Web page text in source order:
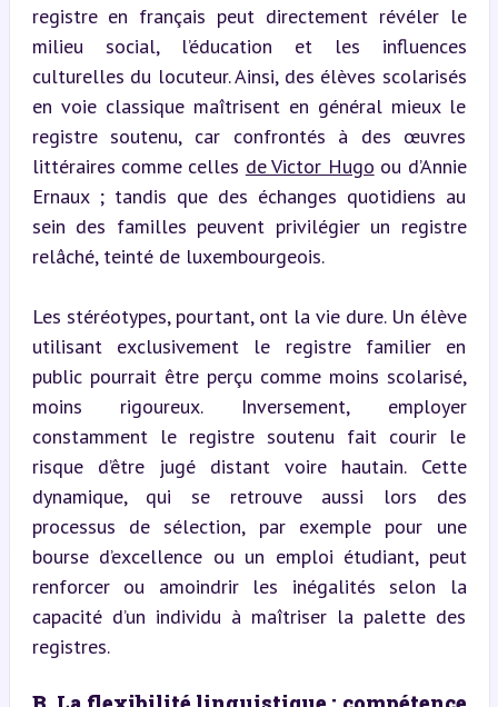
registre en français peut directement révéler le
milieu social, l’éducation et les influences
culturelles du locuteur. Ainsi, des élèves scolarisés
en voie classique maîtrisent en général mieux le
registre soutenu, car confrontés à des œuvres
littéraires comme celles de Victor Hugo ou d’Annie
Ernaux ; tandis que des échanges quotidiens au
sein des familles peuvent privilégier un registre
relâché, teinté de luxembourgeois.
Les stéréotypes, pourtant, ont la vie dure. Un élève
utilisant exclusivement le registre familier en
public pourrait être perçu comme moins scolarisé,
moins rigoureux. Inversement, employer
constamment le registre soutenu fait courir le
risque d’être jugé distant voire hautain. Cette
dynamique, qui se retrouve aussi lors des
processus de sélection, par exemple pour une
bourse d’excellence ou un emploi étudiant, peut
renforcer ou amoindrir les inégalités selon la
capacité d’un individu à maîtriser la palette des
registres.